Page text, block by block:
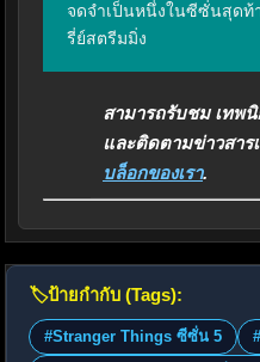
จดจำเป็นหนึ่งในซีซั่นสุดท้
รี่ย์สตรีมมิ่ง
สามารถรับชม เทพ
และติดตามข่าวสาร
บล็อกของเรา.
🏷️ป้ายกำกับ (Tags):
#Stranger Things ซีซั่น 5